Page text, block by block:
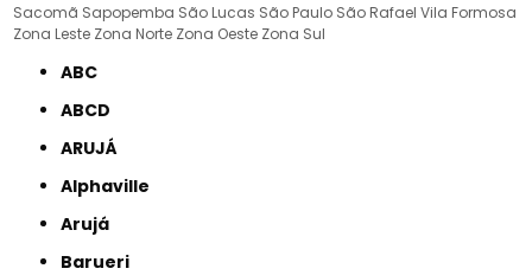
Sacomã Sapopemba São Lucas São Paulo São Rafael Vila Formosa
Zona Leste Zona Norte Zona Oeste Zona Sul
ABC
ABCD
ARUJÁ
Alphaville
Arujá
Barueri